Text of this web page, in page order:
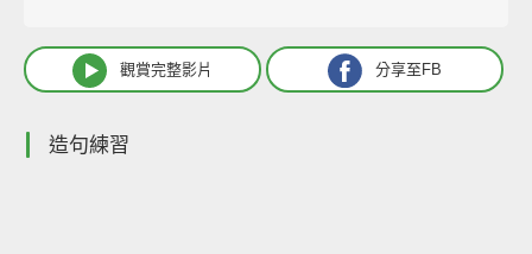
觀賞完整影片 分享至FB
造句練習